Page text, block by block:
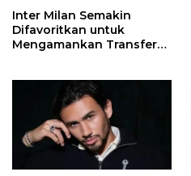
Inter Milan Semakin
Difavoritkan untuk
Mengamankan Transfer